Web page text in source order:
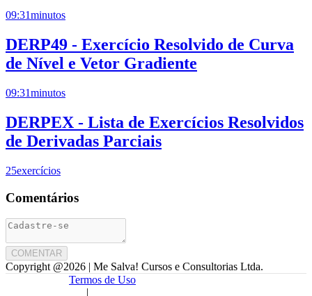
09:31minutos
DERP49 - Exercício Resolvido de Curva
de Nível e Vetor Gradiente
09:31minutos
DERPEX - Lista de Exercícios Resolvidos
de Derivadas Parciais
25exercícios
Comentários
COMENTAR
Copyright @2026 | Me Salva! Cursos e Consultorias Ltda.
Termos de Uso
|